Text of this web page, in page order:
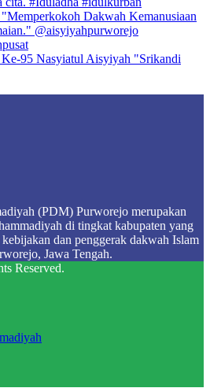
(PDM) Purworejo merupakan
di tingkat kabupaten yang
kebijakan dan penggerak dakwah Islam
Jawa Tengah.
Reserved.